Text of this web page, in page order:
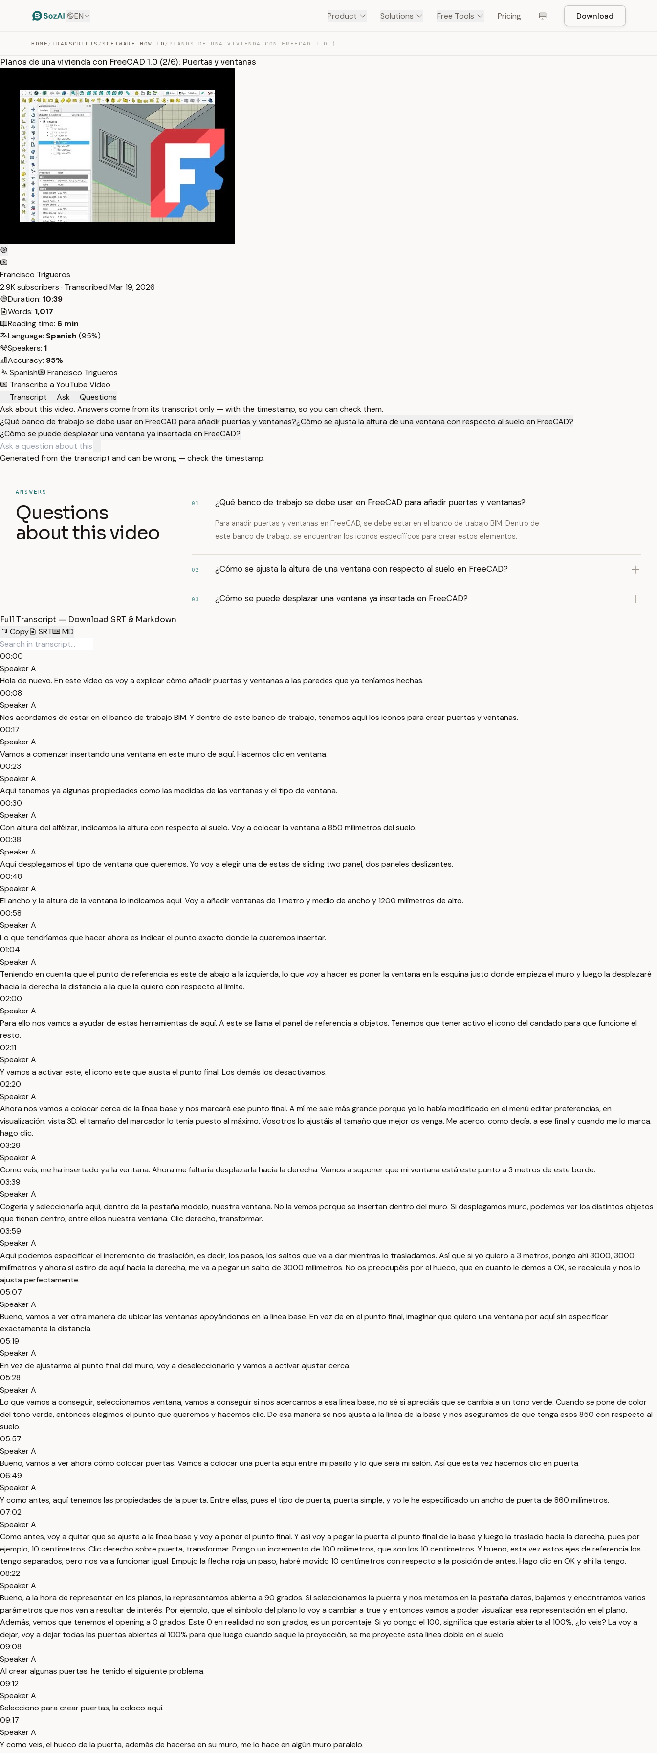
EN Product Solutions Free Tools Pricing Download
HOME / TRANSCRIPTS /SOFTWARE HOW-TO / PLANOS DE UNA VIVIENDA CON FREECAD 1.0 (2/6): PUERTAS Y… — TRANSCRIPT
Planos de una vivienda con FreeCAD 1.0 (2/6): Puertas y ventanas
Francisco Trigueros
2.9K subscribers · Transcribed Mar 19, 2026
Duration: 10:39
Words: 1,017
Reading time: 6 min
Language: Spanish (95%)
Speakers: 1
Accuracy: 95%
Spanish
Francisco Trigueros
Transcribe a YouTube Video
Transcript
Ask
Questions
Ask about this video. Answers come from its transcript only — with the timestamp, so you can check them.
¿Qué banco de trabajo se debe usar en FreeCAD para añadir puertas y ventanas?¿Cómo se ajusta la altura de una ventana con respecto al suelo en FreeCAD?
¿Cómo se puede desplazar una ventana ya insertada en FreeCAD?
Generated from the transcript and can be wrong — check the timestamp.
ANSWERS
Questions
about this video
01 ¿Qué banco de trabajo se debe usar en FreeCAD para añadir puertas y ventanas?
Para añadir puertas y ventanas en FreeCAD, se debe estar en el banco de trabajo BIM. Dentro de
este banco de trabajo, se encuentran los iconos específicos para crear estos elementos.
02 ¿Cómo se ajusta la altura de una ventana con respecto al suelo en FreeCAD?
03 ¿Cómo se puede desplazar una ventana ya insertada en FreeCAD?
Full Transcript — Download SRT & Markdown
Copy
SRT MD
00:00
Speaker A
Hola de nuevo. En este vídeo os voy a explicar cómo añadir puertas y ventanas a las paredes que ya teníamos hechas.
00:08
Speaker A
Nos acordamos de estar en el banco de trabajo BIM. Y dentro de este banco de trabajo, tenemos aquí los iconos para crear puertas y ventanas.
00:17
Speaker A
Vamos a comenzar insertando una ventana en este muro de aquí. Hacemos clic en ventana.
00:23
Speaker A
Aquí tenemos ya algunas propiedades como las medidas de las ventanas y el tipo de ventana.
00:30
Speaker A
Con altura del alféizar, indicamos la altura con respecto al suelo. Voy a colocar la ventana a 850 milímetros del suelo.
00:38
Speaker A
Aquí desplegamos el tipo de ventana que queremos. Yo voy a elegir una de estas de sliding two panel, dos paneles deslizantes.
00:48
Speaker A
El ancho y la altura de la ventana lo indicamos aquí. Voy a añadir ventanas de 1 metro y medio de ancho y 1200 milímetros de alto.
00:58
Speaker A
Lo que tendríamos que hacer ahora es indicar el punto exacto donde la queremos insertar.
01:04
Speaker A
Teniendo en cuenta que el punto de referencia es este de abajo a la izquierda, lo que voy a hacer es poner la ventana en la esquina justo donde empieza el muro y luego la desplazaré
hacia la derecha la distancia a la que la quiero con respecto al límite.
02:00
Speaker A
Para ello nos vamos a ayudar de estas herramientas de aquí. A este se llama el panel de referencia a objetos. Tenemos que tener activo el icono del candado para que funcione el
resto.
02:11
Speaker A
Y vamos a activar este, el icono este que ajusta el punto final. Los demás los desactivamos.
02:20
Speaker A
Ahora nos vamos a colocar cerca de la línea base y nos marcará ese punto final. A mí me sale más grande porque yo lo había modificado en el menú editar preferencias, en
visualización, vista 3D, el tamaño del marcador lo tenía puesto al máximo. Vosotros lo ajustáis al tamaño que mejor os venga. Me acerco, como decía, a ese final y cuando me lo marca,
hago clic.
03:29
Speaker A
Como veis, me ha insertado ya la ventana. Ahora me faltaría desplazarla hacia la derecha. Vamos a suponer que mi ventana está este punto a 3 metros de este borde.
03:39
Speaker A
Cogería y seleccionaría aquí, dentro de la pestaña modelo, nuestra ventana. No la vemos porque se insertan dentro del muro. Si desplegamos muro, podemos ver los distintos objetos
que tienen dentro, entre ellos nuestra ventana. Clic derecho, transformar.
03:59
Speaker A
Aquí podemos especificar el incremento de traslación, es decir, los pasos, los saltos que va a dar mientras lo trasladamos. Así que si yo quiero a 3 metros, pongo ahí 3000, 3000
milímetros y ahora si estiro de aquí hacia la derecha, me va a pegar un salto de 3000 milímetros. No os preocupéis por el hueco, que en cuanto le demos a OK, se recalcula y nos lo
ajusta perfectamente.
05:07
Speaker A
Bueno, vamos a ver otra manera de ubicar las ventanas apoyándonos en la línea base. En vez de en el punto final, imaginar que quiero una ventana por aquí sin especificar
exactamente la distancia.
05:19
Speaker A
En vez de ajustarme al punto final del muro, voy a deseleccionarlo y vamos a activar ajustar cerca.
05:28
Speaker A
Lo que vamos a conseguir, seleccionamos ventana, vamos a conseguir si nos acercamos a esa línea base, no sé si apreciáis que se cambia a un tono verde. Cuando se pone de color
del tono verde, entonces elegimos el punto que queremos y hacemos clic. De esa manera se nos ajusta a la línea de la base y nos aseguramos de que tenga esos 850 con respecto al
suelo.
05:57
Speaker A
Bueno, vamos a ver ahora cómo colocar puertas. Vamos a colocar una puerta aquí entre mi pasillo y lo que será mi salón. Así que esta vez hacemos clic en puerta.
06:49
Speaker A
Y como antes, aquí tenemos las propiedades de la puerta. Entre ellas, pues el tipo de puerta, puerta simple, y yo le he especificado un ancho de puerta de 860 milímetros.
07:02
Speaker A
Como antes, voy a quitar que se ajuste a la línea base y voy a poner el punto final. Y así voy a pegar la puerta al punto final de la base y luego la traslado hacia la derecha, pues por
ejemplo, 10 centímetros. Clic derecho sobre puerta, transformar. Pongo un incremento de 100 milímetros, que son los 10 centímetros. Y bueno, esta vez estos ejes de referencia los
tengo separados, pero nos va a funcionar igual. Empujo la flecha roja un paso, habré movido 10 centímetros con respecto a la posición de antes. Hago clic en OK y ahí la tengo.
08:22
Speaker A
Bueno, a la hora de representar en los planos, la representamos abierta a 90 grados. Si seleccionamos la puerta y nos metemos en la pestaña datos, bajamos y encontramos varios
parámetros que nos van a resultar de interés. Por ejemplo, que el símbolo del plano lo voy a cambiar a true y entonces vamos a poder visualizar esa representación en el plano.
Además, vemos que tenemos el opening a 0 grados. Este 0 en realidad no son grados, es un porcentaje. Si yo pongo el 100, significa que estaría abierta al 100%, ¿lo veis? La voy a
dejar, voy a dejar todas las puertas abiertas al 100% para que luego cuando saque la proyección, se me proyecte esta línea doble en el suelo.
09:08
Speaker A
Al crear algunas puertas, he tenido el siguiente problema.
09:12
Speaker A
Selecciono para crear puertas, la coloco aquí.
09:17
Speaker A
Y como veis, el hueco de la puerta, además de hacerse en su muro, me lo hace en algún muro paralelo.